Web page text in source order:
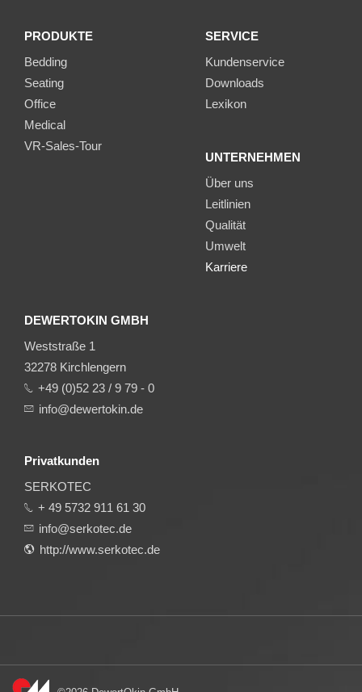
PRODUKTE
Bedding
Seating
Office
Medical
VR-Sales-Tour
SERVICE
Kundenservice
Downloads
Lexikon
UNTERNEHMEN
Über uns
Leitlinien
Qualität
Umwelt
Karriere
DEWERTOKIN GMBH
Weststraße 1
32278 Kirchlengern
+49 (0)52 23 / 9 79 - 0
info@dewertokin.de
Privatkunden
SERKOTEC
+ 49 5732 911 61 30
info@serkotec.de
http://www.serkotec.de